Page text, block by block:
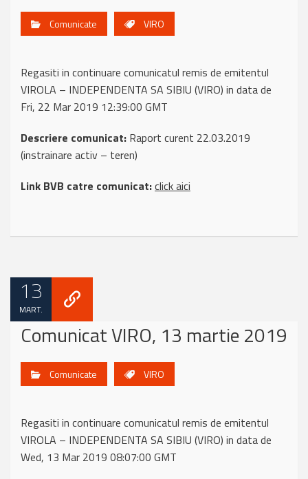
Comunicate VIRO
Regasiti in continuare comunicatul remis de emitentul
VIROLA – INDEPENDENTA SA SIBIU (VIRO) in data de
Fri, 22 Mar 2019 12:39:00 GMT
Descriere comunicat: Raport curent 22.03.2019
(instrainare activ – teren)
Link BVB catre comunicat:click aici
13
MART.
Comunicat VIRO, 13 martie 2019
Comunicate VIRO
Regasiti in continuare comunicatul remis de emitentul
VIROLA – INDEPENDENTA SA SIBIU (VIRO) in data de
Wed, 13 Mar 2019 08:07:00 GMT